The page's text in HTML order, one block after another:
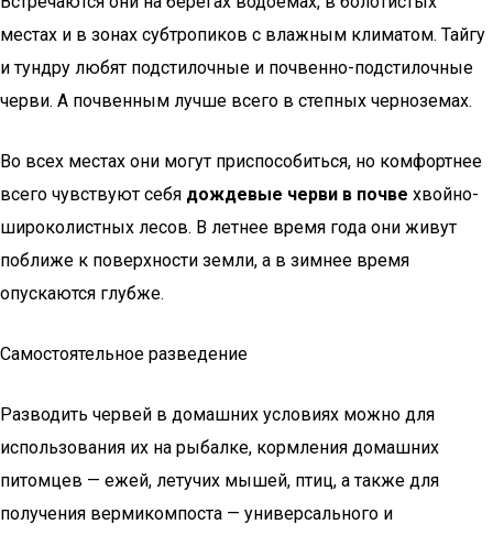
местах и в зонах субтропиков с влажным климатом. Тайгу
и тундру любят подстилочные и почвенно-подстилочные
черви. А почвенным лучше всего в степных черноземах.
Во всех местах они могут приспособиться, но комфортнее
всего чувствуют себя дождевые черви в почве хвойно-
широколистных лесов. В летнее время года они живут
поближе к поверхности земли, а в зимнее время
опускаются глубже.
Самостоятельное разведение
Разводить червей в домашних условиях можно для
использования их на рыбалке, кормления домашних
питомцев — ежей, летучих мышей, птиц, а также для
получения вермикомпоста — универсального и